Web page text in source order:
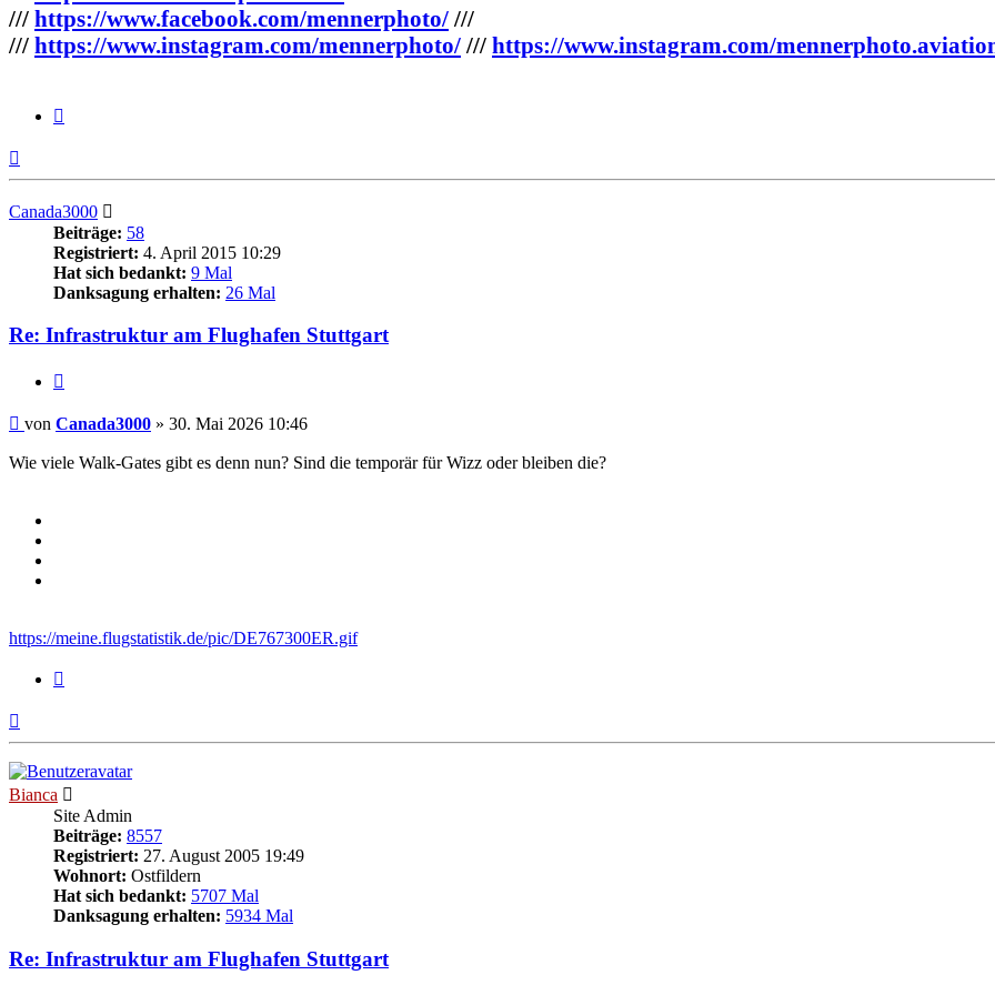
/// https://www.facebook.com/mennerphoto/ ///
/// https://www.instagram.com/mennerphoto/ /// https://www.instagram.com/
Canada3000
Beiträge: 58
Registriert: 4. April 2015 10:29
Hat sich bedankt: 9 Mal
Danksagung erhalten: 26 Mal
Re: Infrastruktur am Flughafen Stuttgart
Beitrag
von Canada3000 » 30. Mai 2026 10:46
Wie viele Walk-Gates gibt es denn nun? Sind die temporär für Wizz oder bleiben die?
https://meine.flugstatistik.de/pic/DE767300ER.gif
Bianca
Site Admin
Beiträge: 8557
Registriert: 27. August 2005 19:49
Wohnort: Ostfildern
Hat sich bedankt: 5707 Mal
Danksagung erhalten: 5934 Mal
Re: Infrastruktur am Flughafen Stuttgart